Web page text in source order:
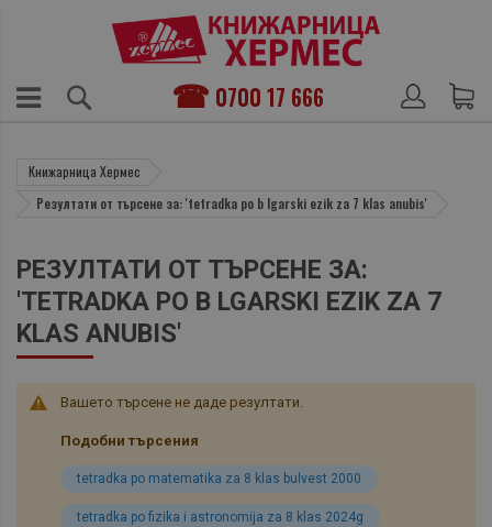
0700 17 666
Книжарница Хермес
Резултати от търсене за: 'tetradka po b lgarski ezik za 7 klas anubis'
РЕЗУЛТАТИ ОТ ТЪРСЕНЕ ЗА:
'TETRADKA PO B LGARSKI EZIK ZA 7
KLAS ANUBIS'
Вашето търсене не даде резултати.
Подобни търсения
tetradka po matematika za 8 klas bulvest 2000
tetradka po fizika i astronomija za 8 klas 2024g